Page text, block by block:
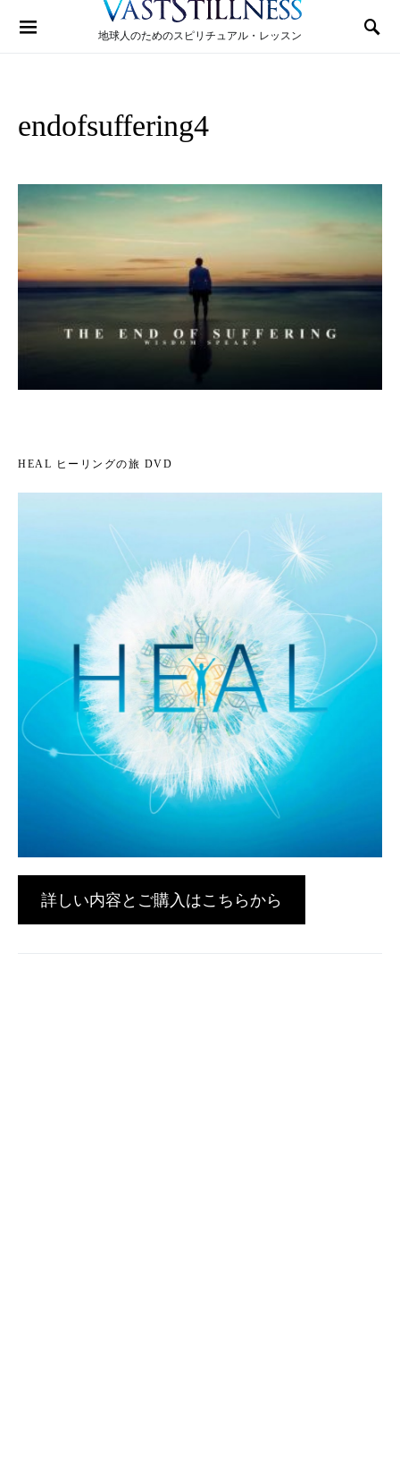
地球人のためのスピリチュアル・レッスン
Search for:
endofsuffering4
HEAL ヒーリングの旅 DVD
詳しい内容とご購入はこちらから